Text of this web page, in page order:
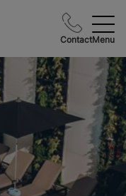
ContactMenu